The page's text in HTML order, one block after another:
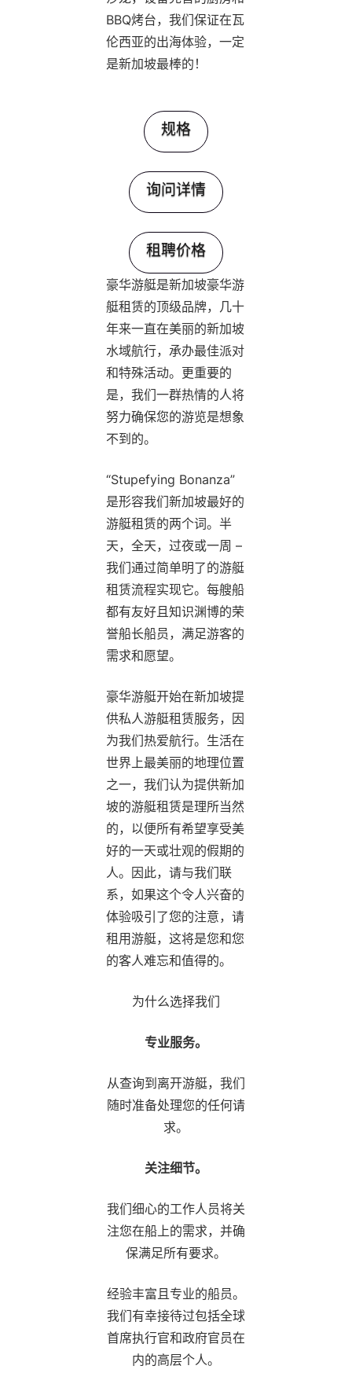
BBQ烤台，我们保证在瓦
伦西亚的出海体验，一定
是新加坡最棒的！
规格
询问详情
租聘价格
豪华游艇是新加坡豪华游
艇租赁的顶级品牌，几十
年来一直在美丽的新加坡
水域航行，承办最佳派对
和特殊活动。更重要的
是，我们一群热情的人将
努力确保您的游览是想象
不到的。
“Stupefying Bonanza”
是形容我们新加坡最好的
游艇租赁的两个词。半
天，全天，过夜或一周 –
我们通过简单明了的游艇
租赁流程实现它。每艘船
都有友好且知识渊博的荣
誉船长船员，满足游客的
需求和愿望。
豪华游艇开始在新加坡提
供私人游艇租赁服务，因
为我们热爱航行。生活在
世界上最美丽的地理位置
之一，我们认为提供新加
坡的游艇租赁是理所当然
的，以便所有希望享受美
好的一天或壮观的假期的
人。因此，请与我们联
系，如果这个令人兴奋的
体验吸引了您的注意，请
租用游艇，这将是您和您
的客人难忘和值得的。
为什么选择我们
专业服务。
从查询到离开游艇，我们
随时准备处理您的任何请
求。
关注细节。
我们细心的工作人员将关
注您在船上的需求，并确
保满足所有要求。
经验丰富且专业的船员。
我们有幸接待过包括全球
首席执行官和政府官员在
内的高层个人。